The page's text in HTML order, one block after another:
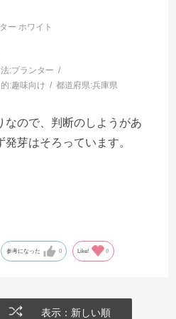
ー ホワイト
:プランター
:趣味向け 都道府県:兵庫県
なので、判断のしようがあ
芽はそろっています。
参考になった 0 Like! 0
表示：新しい順